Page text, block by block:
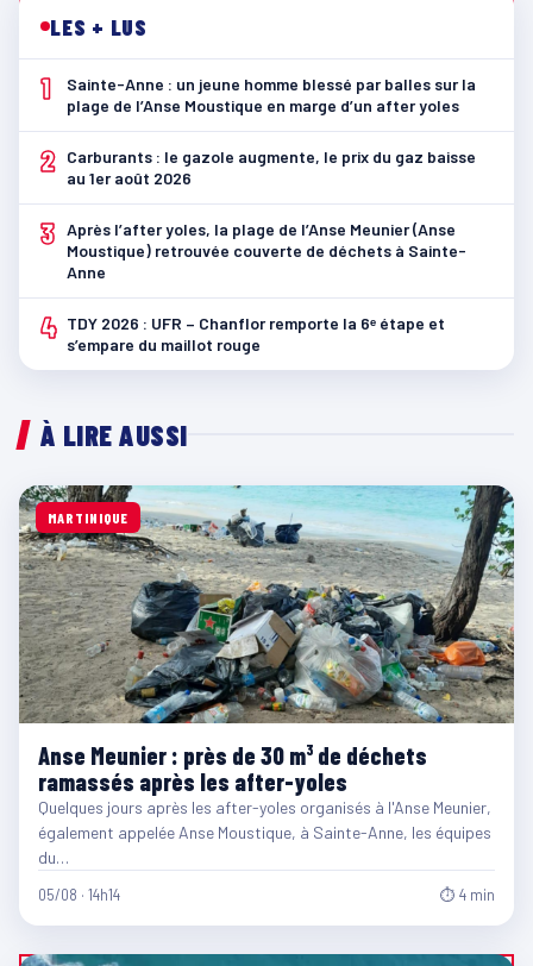
LES + LUS
1
Sainte-Anne : un jeune homme blessé par balles sur la
plage de l’Anse Moustique en marge d’un after yoles
2
Carburants : le gazole augmente, le prix du gaz baisse
au 1er août 2026
3 Après l’after yoles, la plage de l’Anse Meunier (Anse
Moustique) retrouvée couverte de déchets à Sainte-
Anne
4 TDY 2026 : UFR – Chanflor remporte la 6ᵉ étape et
s’empare du maillot rouge
À LIRE AUSSI
MARTINIQUE
Anse Meunier : près de 30 m³ de déchets
ramassés après les after-yoles
Quelques jours après les after-yoles organisés à l'Anse Meunier,
également appelée Anse Moustique, à Sainte-Anne, les équipes
du…
05/08 · 14h14 ⏱ 4 min